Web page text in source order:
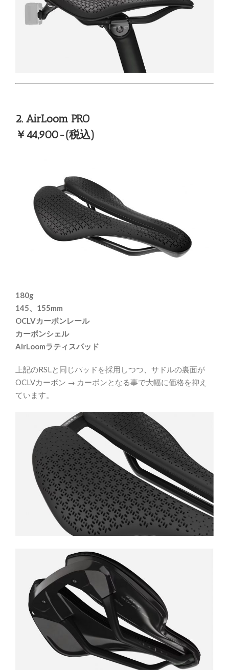
2. AirLoom PRO
￥44,900-(税込)
180g
145、155mm
OCLVカーボンレール
カーボンシェル
AirLoomラティスパッド
上記のRSLと同じパッドを採用しつつ、サドルの裏面が
OCLVカーボン → カーボンとなる事で大幅に価格を抑え
ています。